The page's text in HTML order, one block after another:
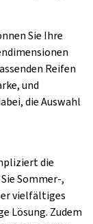
Sie Ihre
Reifen
und
die Auswahl
die
Sommer-,
vielfältiges
Lösung. Zudem